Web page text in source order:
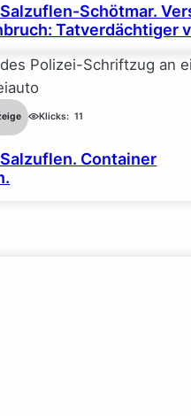
Salzuflen-Schötmar.
Tatverdächtiger
Klicks: 11
Salzuflen. Container